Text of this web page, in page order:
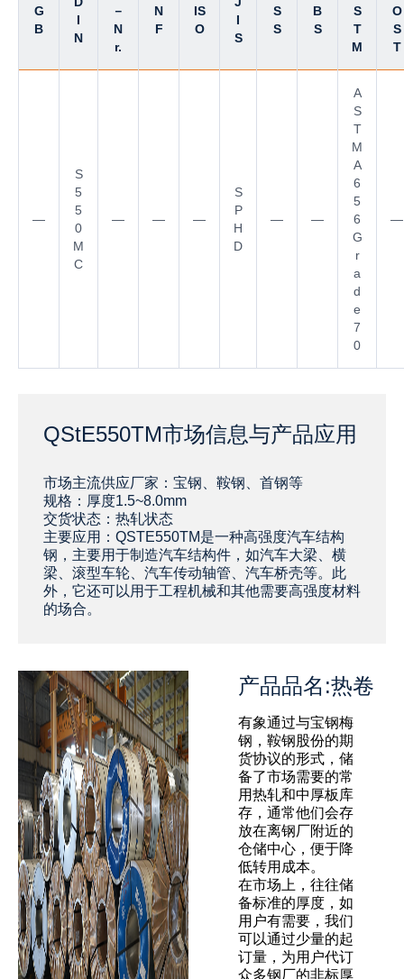
G
B
I
N
－
N
r.
N
F
IS
O
I
S
S
S
B
S
S
T
M
O
S
T
—
S
5
5
0
M
C
— — —
S
P
H
D
— —
A
S
T
M
A
6
5
6
G
r
a
d
e
7
0
—
QStE550TM市场信息与产品应用
‌‌‌市场主流供应厂家：宝钢、鞍钢、首钢等
规格：厚度1.5~8.0mm
交货状态：热轧状态
主要应用：QSTE550TM是一种高强度汽车结构
钢，主要用于制造汽车结构件，如汽车大梁、横
梁、滚型车轮、汽车传动轴管、汽车桥壳等。此
外，它还可以用于工程机械和其他需要高强度材料
的场合‌。
产品品名:热卷
有象通过与宝钢梅
钢，鞍钢股份的期
货协议的形式，储
备了市场需要的常
用热轧和中厚板库
存，通常他们会存
放在离钢厂附近的
仓储中心，便于降
低转用成本。
在市场上，往往储
备标准的厚度，如
用户有需要，我们
可以通过少量的起
订量，为用户代订
众多钢厂的非标厚